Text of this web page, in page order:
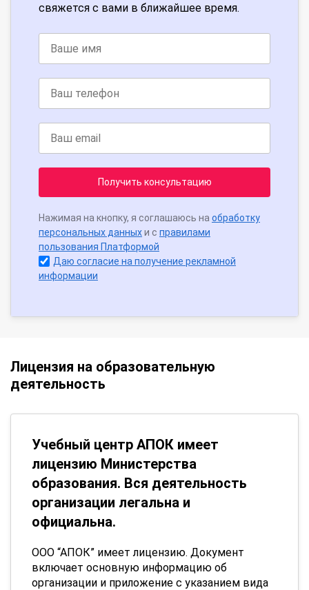
свяжется с вами в ближайшее время.
Получить консультацию
Нажимая на кнопку, я соглашаюсь на обработку
персональных данныхи с правилами
пользования Платформой
Даю согласие на получение рекламной
информации
Лицензия на образовательную
деятельность
Учебный центр АПОК имеет
лицензию Министерства
образования. Вся деятельность
организации легальна и
официальна.
ООО “АПОК” имеет лицензию. Документ
включает основную информацию об
организации и приложение с указанием вида